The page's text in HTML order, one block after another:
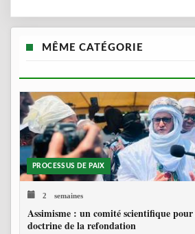
MÊME CATÉGORIE
PROCESSUS DE PAIX
2 semaines
Assimisme : un comité scientifique
doctrine de la refondation